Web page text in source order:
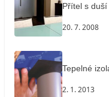
Přítel s
20. 7. 2008
Tepelné
2. 1. 2013